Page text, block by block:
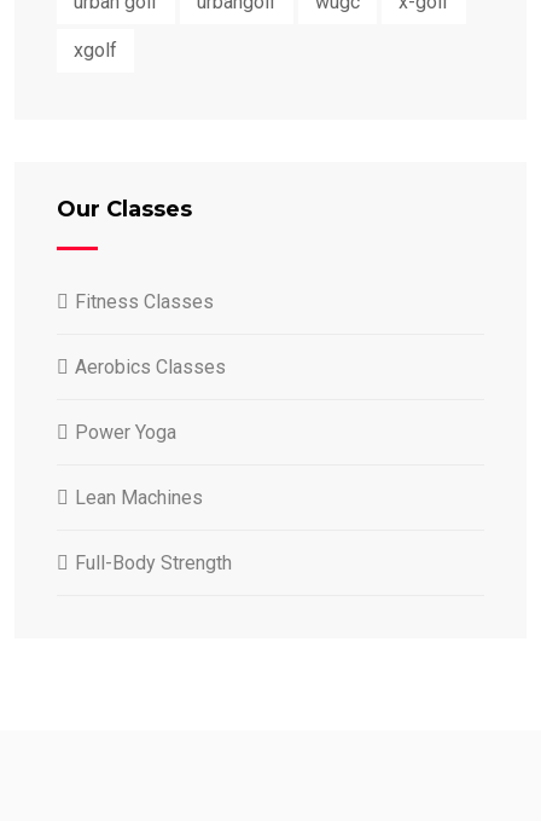
xgolf
Our Classes
Fitness Classes
Aerobics Classes
Power Yoga
Lean Machines
Full-Body Strength